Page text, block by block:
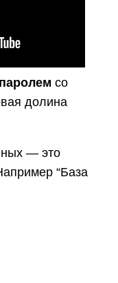
со
долина
— это
“База